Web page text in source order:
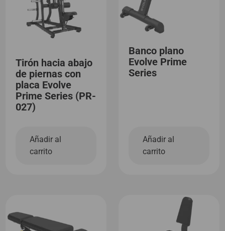
Tirón hacia abajo
de piernas con
placa Evolve
Prime Series (PR-
027)
Añadir al
carrito
Banco plano
Evolve Prime
Series
Añadir al
carrito